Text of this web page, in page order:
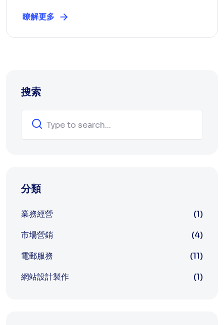
瞭解更多
搜索
分類
業務經營
(1)
市場營銷
(4)
電郵服務
(11)
網站設計製作
(1)